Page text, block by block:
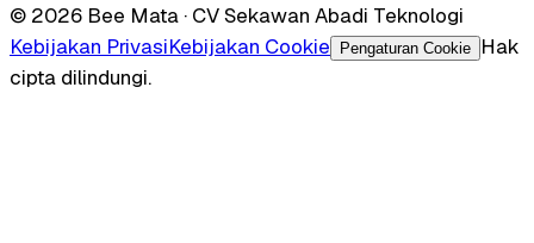
© 2026 Bee Mata · CV Sekawan Abadi Teknologi
Kebijakan PrivasiKebijakan Cookie Pengaturan Cookie
Hak
cipta dilindungi.